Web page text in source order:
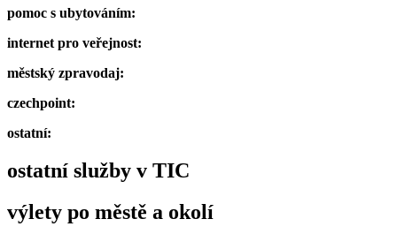
pomoc s ubytováním:
internet pro veřejnost:
městský zpravodaj:
czechpoint:
ostatní:
ostatní služby v TIC
výlety po městě a okolí